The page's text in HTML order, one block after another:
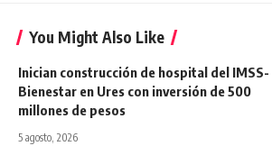
You Might Also Like
Inician construcción de hospital del IMSS-
Bienestar en Ures con inversión de 500
millones de pesos
5 agosto, 2026